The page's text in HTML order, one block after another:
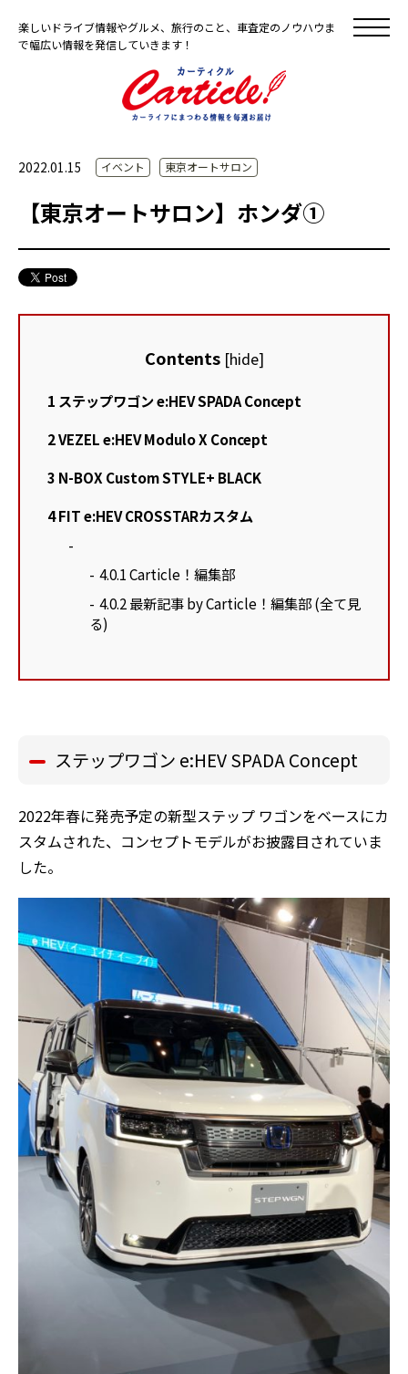
楽しいドライブ情報やグルメ、旅行のこと、車査定のノウハウま
で幅広い情報を発信していきます！
2022.01.15 イベント 東京オートサロン
【東京オートサロン】ホンダ①
Contents [hide]
1 ステップワゴン e:HEV SPADA Concept
2VEZEL e:HEV Modulo X Concept
3 N-BOX Custom STYLE+ BLACK
4FIT e:HEV CROSSTARカスタム
4.0.1Carticle！編集部
4.0.2最新記事 by Carticle！編集部 (全て見
る)
ステップワゴン e:HEV SPADA Concept
2022年春に発売予定の新型ステップ ワゴンをベースにカ
スタムされた、コンセプトモデルがお披露目されていま
した。